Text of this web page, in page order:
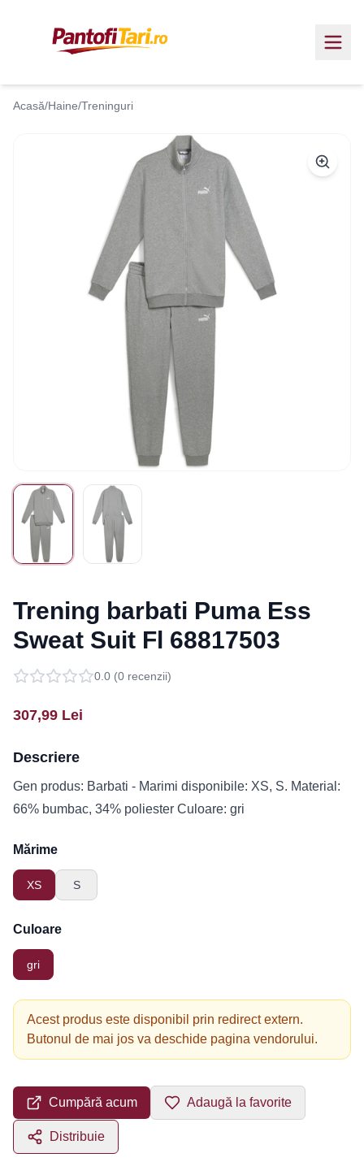
Acasă/Haine/Treninguri
Trening barbati Puma Ess
Sweat Suit Fl 68817503
0.0 (0 recenzii)
307,99 Lei
Descriere
Gen produs: Barbati - Marimi disponibile: XS, S. Material:
66% bumbac, 34% poliester Culoare: gri
Mărime
XS S
Culoare
gri
Acest produs este disponibil prin redirect extern.
Butonul de mai jos va deschide pagina vendorului.
Cumpără acum Adaugă la favorite
Distribuie